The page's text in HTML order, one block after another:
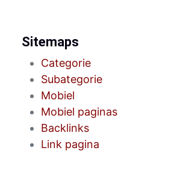
Sitemaps
Categorie
Subategorie
Mobiel
Mobiel paginas
Backlinks
Link pagina